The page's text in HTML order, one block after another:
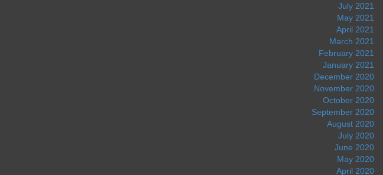
July 2021
May 2021
April 2021
March 2021
February 2021
January 2021
December 2020
November 2020
October 2020
September 2020
August 2020
July 2020
June 2020
May 2020
April 2020